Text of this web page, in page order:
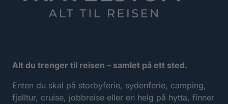
Alt du trenger til reisen – samlet på ett sted.
Enten du skal på storbyferie, sydenferie, camping,
fjelltur, cruise, jobbreise eller en helg på hytta, finner